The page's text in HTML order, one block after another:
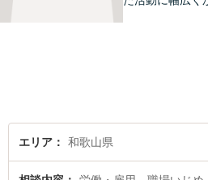
ください。
エリア 和歌山県